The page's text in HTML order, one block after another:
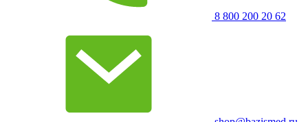
8 800 200 20 62